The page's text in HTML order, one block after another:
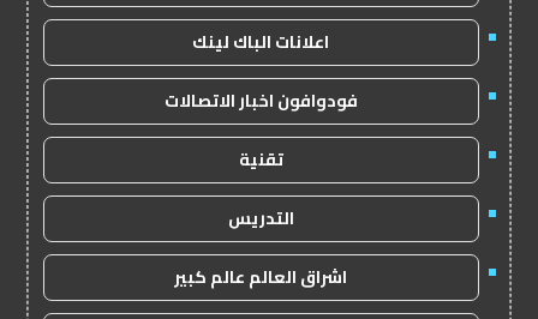
اعلانات الباك لينك
فودوافون اخبار الاتصالات
تقنية
التدريس
اشراق العالم عالم كبير